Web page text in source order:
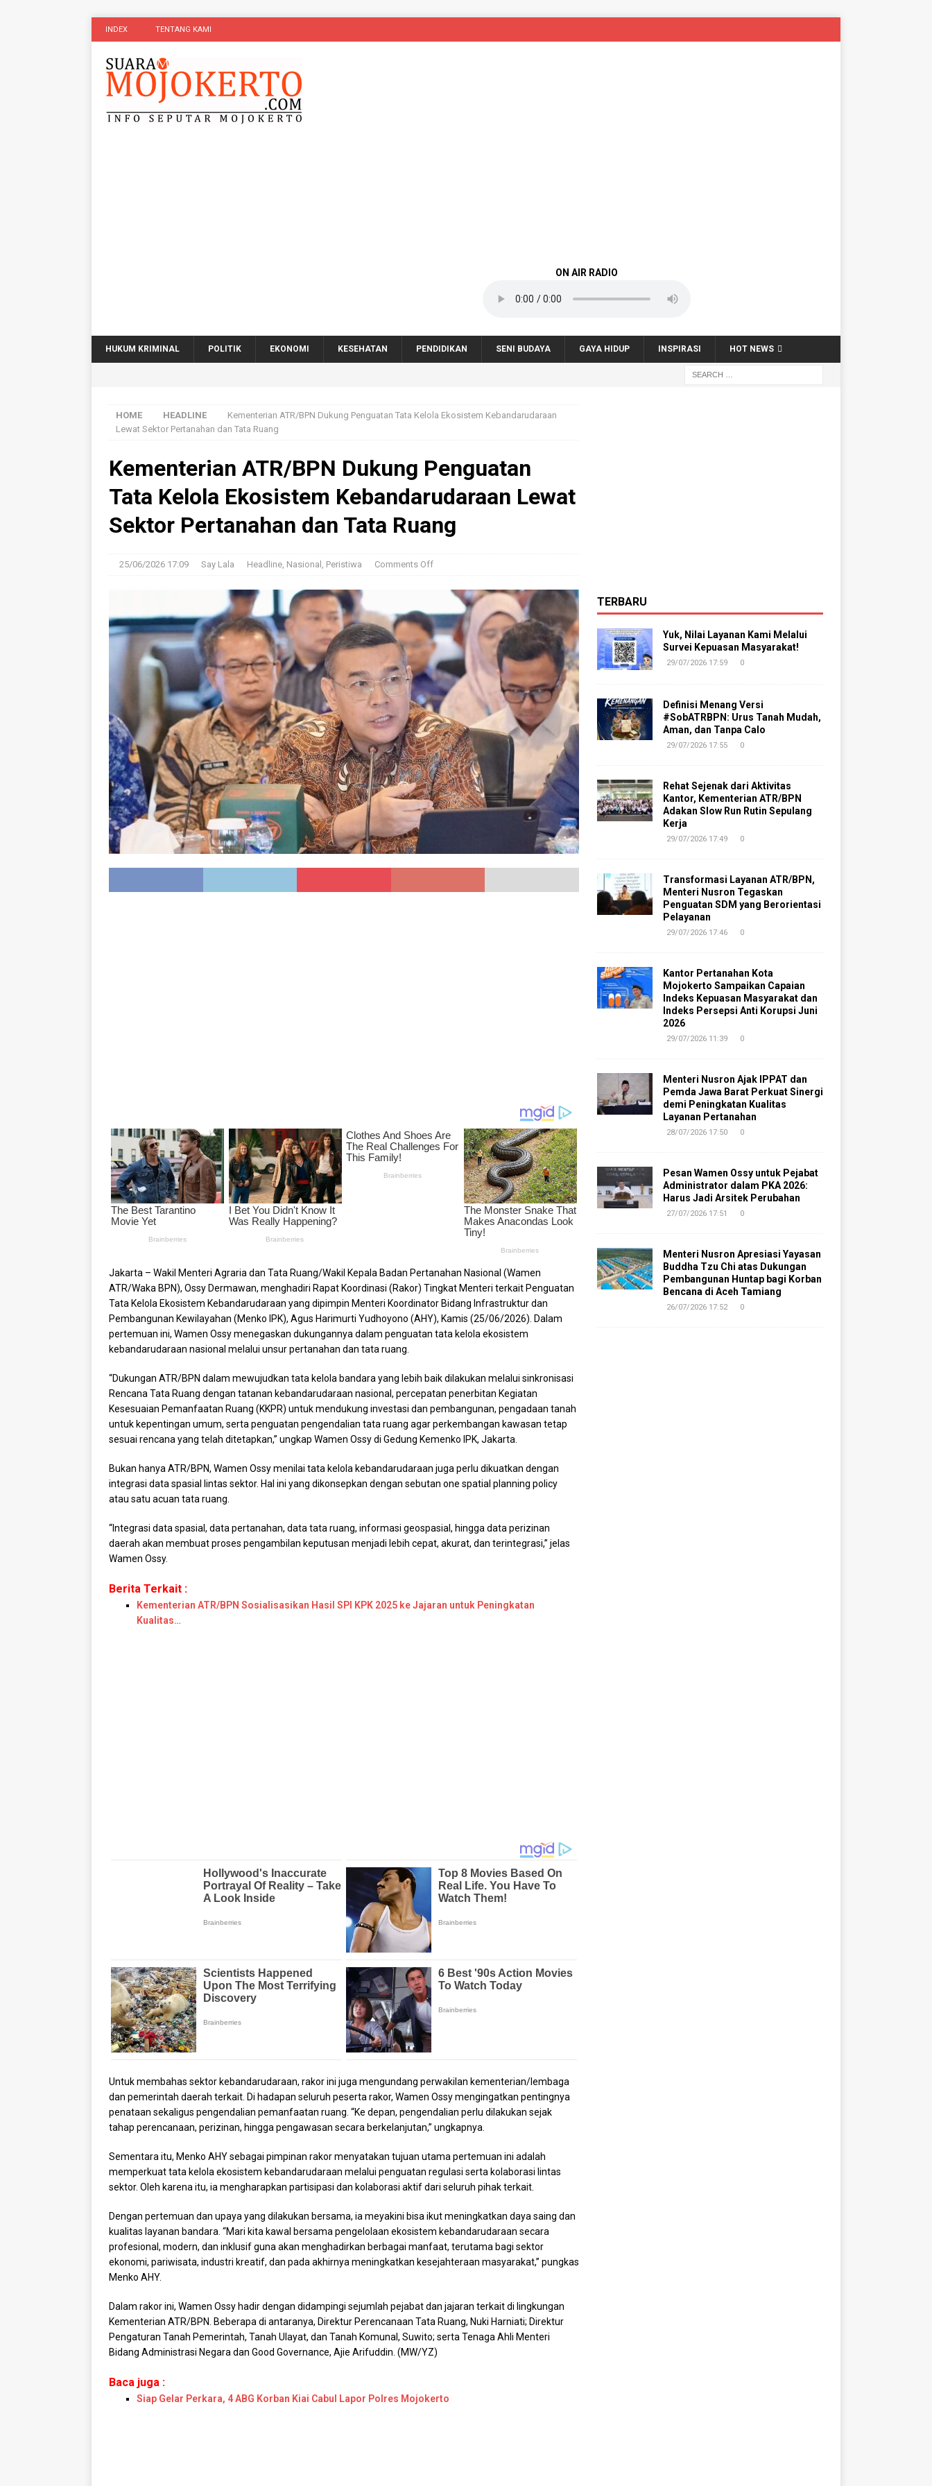
INDEX TENTANG KAMI
ON AIR RADIO
HUKUM KRIMINAL POLITIK EKONOMI KESEHATAN PENDIDIKAN SENI BUDAYA GAYA HIDUP INSPIRASI HOT NEWS
HOME HEADLINE
Kementerian ATR/BPN Dukung Penguatan Tata Kelola Ekosistem Kebandarudaraan
Lewat Sektor Pertanahan dan Tata Ruang
Kementerian ATR/BPN Dukung Penguatan
Tata Kelola Ekosistem Kebandarudaraan Lewat
Sektor Pertanahan dan Tata Ruang
25/06/2026 17:09 Say Lala Headline, Nasional , Peristiwa Comments Off
​Jakarta – Wakil Menteri Agraria dan Tata Ruang/Wakil Kepala Badan Pertanahan Nasional (Wamen
ATR/Waka BPN), Ossy Dermawan, menghadiri Rapat Koordinasi (Rakor) Tingkat Menteri terkait Penguatan
Tata Kelola Ekosistem Kebandarudaraan yang dipimpin Menteri Koordinator Bidang Infrastruktur dan
Pembangunan Kewilayahan (Menko IPK), Agus Harimurti Yudhoyono (AHY), Kamis (25/06/2026). Dalam
pertemuan ini, Wamen Ossy menegaskan dukungannya dalam penguatan tata kelola ekosistem
kebandarudaraan nasional melalui unsur pertanahan dan tata ruang.
“Dukungan ATR/BPN dalam mewujudkan tata kelola bandara yang lebih baik dilakukan melalui sinkronisasi
Rencana Tata Ruang dengan tatanan kebandarudaraan nasional, percepatan penerbitan Kegiatan
Kesesuaian Pemanfaatan Ruang (KKPR) untuk mendukung investasi dan pembangunan, pengadaan tanah
untuk kepentingan umum, serta penguatan pengendalian tata ruang agar perkembangan kawasan tetap
sesuai rencana yang telah ditetapkan,” ungkap Wamen Ossy di Gedung Kemenko IPK, Jakarta.
Bukan hanya ATR/BPN, Wamen Ossy menilai tata kelola kebandarudaraan juga perlu dikuatkan dengan
integrasi data spasial lintas sektor. Hal ini yang dikonsepkan dengan sebutan one spatial planning policy
atau satu acuan tata ruang.
“Integrasi data spasial, data pertanahan, data tata ruang, informasi geospasial, hingga data perizinan
daerah akan membuat proses pengambilan keputusan menjadi lebih cepat, akurat, dan terintegrasi,” jelas
Wamen Ossy.
Berita Terkait :
Kementerian ATR/BPN Sosialisasikan Hasil SPI KPK 2025 ke Jajaran untuk Peningkatan
Kualitas…
Untuk membahas sektor kebandarudaraan, rakor ini juga mengundang perwakilan kementerian/lembaga
dan pemerintah daerah terkait. Di hadapan seluruh peserta rakor, Wamen Ossy mengingatkan pentingnya
penataan sekaligus pengendalian pemanfaatan ruang. “Ke depan, pengendalian perlu dilakukan sejak
tahap perencanaan, perizinan, hingga pengawasan secara berkelanjutan,” ungkapnya.
Sementara itu, Menko AHY sebagai pimpinan rakor menyatakan tujuan utama pertemuan ini adalah
memperkuat tata kelola ekosistem kebandarudaraan melalui penguatan regulasi serta kolaborasi lintas
sektor. Oleh karena itu, ia mengharapkan partisipasi dan kolaborasi aktif dari seluruh pihak terkait.
Dengan pertemuan dan upaya yang dilakukan bersama, ia meyakini bisa ikut meningkatkan daya saing dan
kualitas layanan bandara. “Mari kita kawal bersama pengelolaan ekosistem kebandarudaraan secara
profesional, modern, dan inklusif guna akan menghadirkan berbagai manfaat, terutama bagi sektor
ekonomi, pariwisata, industri kreatif, dan pada akhirnya meningkatkan kesejahteraan masyarakat,” pungkas
Menko AHY.
Dalam rakor ini, Wamen Ossy hadir dengan didampingi sejumlah pejabat dan jajaran terkait di lingkungan
Kementerian ATR/BPN. Beberapa di antaranya, Direktur Perencanaan Tata Ruang, Nuki Harniati; Direktur
Pengaturan Tanah Pemerintah, Tanah Ulayat, dan Tanah Komunal, Suwito; serta Tenaga Ahli Menteri
Bidang Administrasi Negara dan Good Governance, Ajie Arifuddin. (MW/YZ)
Baca juga :
Siap Gelar Perkara, 4 ABG Korban Kiai Cabul Lapor Polres Mojokerto
TERBARU
Yuk, Nilai Layanan Kami Melalui
Survei Kepuasan Masyarakat!
29/07/2026 17:59 0
Definisi Menang Versi
#SobATRBPN: Urus Tanah Mudah,
Aman, dan Tanpa Calo
29/07/2026 17:55 0
Rehat Sejenak dari Aktivitas
Kantor, Kementerian ATR/BPN
Adakan Slow Run Rutin Sepulang
Kerja
29/07/2026 17:49 0
Transformasi Layanan ATR/BPN,
Menteri Nusron Tegaskan
Penguatan SDM yang Berorientasi
Pelayanan
29/07/2026 17:46 0
Kantor Pertanahan Kota
Mojokerto Sampaikan Capaian
Indeks Kepuasan Masyarakat dan
Indeks Persepsi Anti Korupsi Juni
2026
29/07/2026 11:39 0
Menteri Nusron Ajak IPPAT dan
Pemda Jawa Barat Perkuat Sinergi
demi Peningkatan Kualitas
Layanan Pertanahan
28/07/2026 17:50 0
Pesan Wamen Ossy untuk Pejabat
Administrator dalam PKA 2026:
Harus Jadi Arsitek Perubahan
27/07/2026 17:51 0
Menteri Nusron Apresiasi Yayasan
Buddha Tzu Chi atas Dukungan
Pembangunan Huntap bagi Korban
Bencana di Aceh Tamiang
26/07/2026 17:52 0